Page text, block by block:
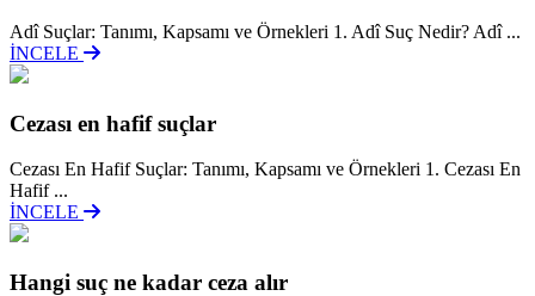
Adî Suçlar: Tanımı, Kapsamı ve Örnekleri 1. Adî Suç Nedir? Adî ...
İNCELE
Cezası en hafif suçlar
Cezası En Hafif Suçlar: Tanımı, Kapsamı ve Örnekleri 1. Cezası En
Hafif ...
İNCELE
Hangi suç ne kadar ceza alır